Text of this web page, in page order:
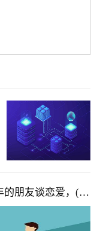
的朋友谈恋爱，(他